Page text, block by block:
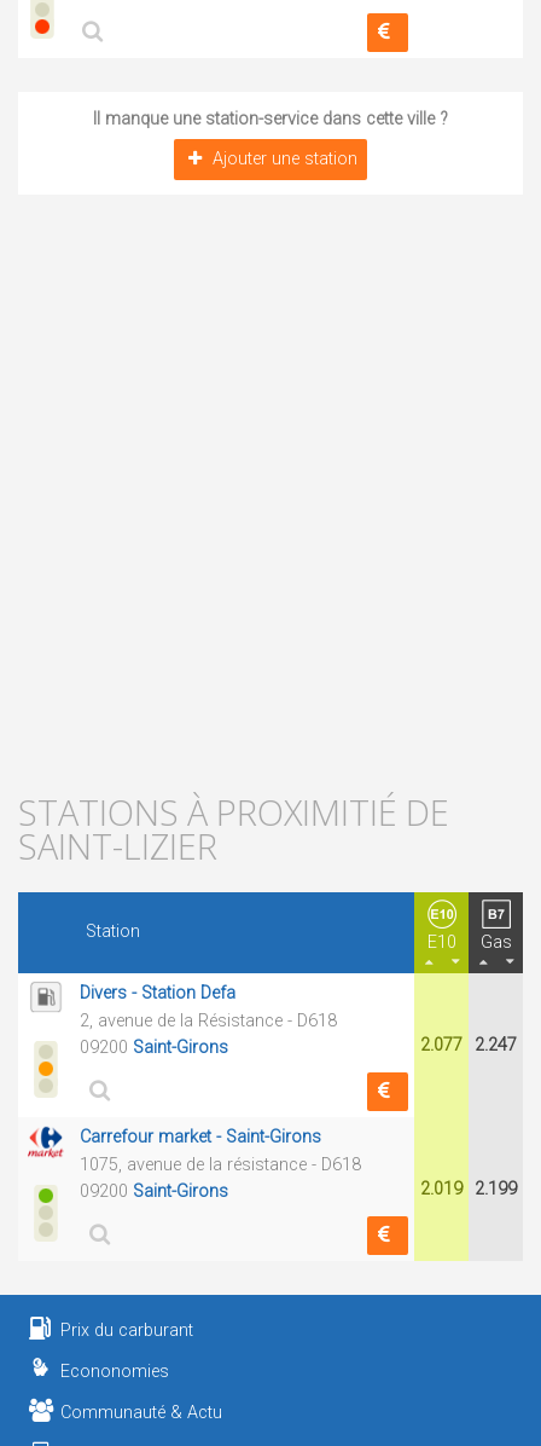
Il manque une station-service dans cette ville ?
Ajouter une station
STATIONS À PROXIMITIÉ DE
SAINT-LIZIER
Station
E10 Gas
Divers - Station Defa
2, avenue de la Résistance - D618
09200 Saint-Girons 2.077 2.247
Carrefour market - Saint-Girons
1075, avenue de la résistance - D618
09200 Saint-Girons 2.019 2.199
Prix du carburant
Econonomies
Communauté & Actu